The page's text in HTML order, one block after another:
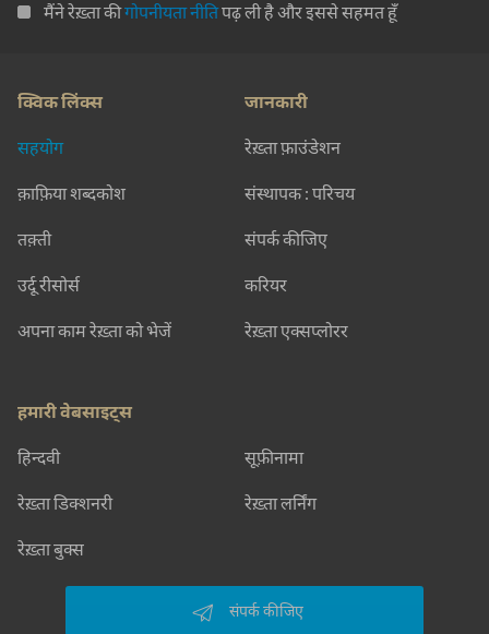
मैंने रेख़्ता कीगोपनीयता नीतिपढ़ ली है और इससे सहमत हूँ
क्विक लिंक्स
सहयोग
क़ाफ़िया शब्दकोश
तक़्ती
उर्दू रीसोर्स
अपना काम रेख़्ता को भेजें
जानकारी
रेख़्ता फ़ाउंडेशन
संस्थापक : परिचय
संपर्क कीजिए
करियर
रेख़्ता एक्सप्लोरर
हमारी वेबसाइट्स
हिन्दवी सूफ़ीनामा
रेख़्ता डिक्शनरी रेख़्ता लर्निंग
रेख़्ता बुक्स
संपर्क कीजिए